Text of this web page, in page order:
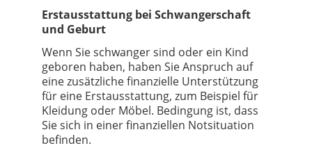
Erstausstattung bei Schwangerschaft
und Geburt
Wenn Sie schwanger sind oder ein Kind
geboren haben, haben Sie Anspruch auf
eine zusätzliche finanzielle Unterstützung
für eine Erstausstattung, zum Beispiel für
Kleidung oder Möbel. Bedingung ist, dass
Sie sich in einer finanziellen Notsituation
befinden.